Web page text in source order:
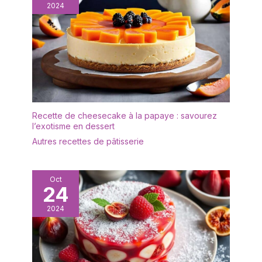
gâteau est ergonomique
pour une prise en main
confortable et une bonne
surface de préhension.
Facile à nettoyer : la
surface lisse a été polie
en plusieurs processus
pour éliminer facilement
les résidus alimentaires,
de sorte qu'elle peut
à la main et conserve
des années d'utilisation,
elle passe au lave-
vaisselle et vous fait
gagner du temps et de
l'énergie dans la cuisine.
Utilisation polyvalente:
Ces pelles à tarte
conviennent aussi bien
2024
Recette de cheesecake à la papaye : savourez
l’exotisme en dessert
Autres recettes de pâtisserie
Oct
24
2024